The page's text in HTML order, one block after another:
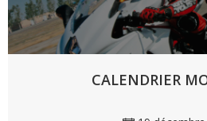
CALENDRIER